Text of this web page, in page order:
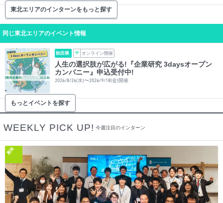
東北エリアのインターンをもっと探す
同じ東北エリアのイベント情報
秋田県 オンライン開催
人生の選択肢が広がる!『企業研究 3daysオープン
カンパニー』申込受付中!
2026/8/26(水)〜2026/9/18(金)開催
もっとイベントを探す
WEEKLY PICK UP! 今週注目のインターン
新潟